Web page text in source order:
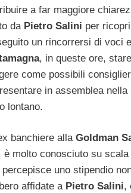
a far maggiore
da Pietro Salini per
un rincorrersi di voci
, in queste ore,
come possibili
in assemblea
lontano.
banchiere alla Goldman
molto conosciuto su
uno stipendio
affidate a Pietro Salini,